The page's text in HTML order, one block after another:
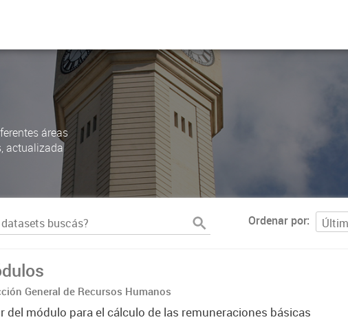
áreas
actualizada
Ordenar por
General de Recursos Humanos
del módulo para el cálculo de las remuneraciones básicas